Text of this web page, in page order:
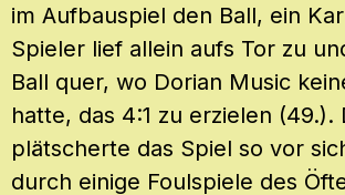
im Aufbauspiel den Ball, ein
Spieler lief allein aufs Tor zu
Ball quer, wo Dorian Music
hatte, das 4:1 zu erzielen (49.).
plätscherte das Spiel so vor
durch einige Foulspiele des